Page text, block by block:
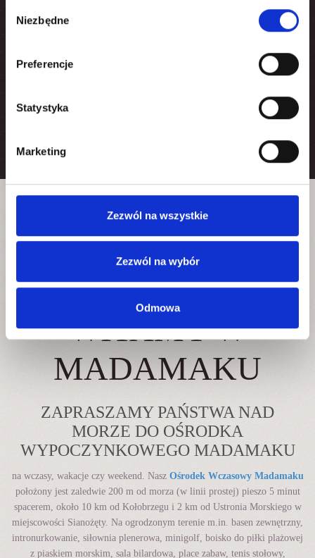
zgody
Niezbędne
Preferencje
Statystyka
Marketing
Zezwól na wszystkie
Zezwól na wybór
Odmowa
Atrakcje naszego ośrodka. Zapraszamy do Madamaku
WITAMY W
MADAMAKU
ZAPRASZAMY PAŃSTWA NAD
MORZE DO OŚRODKA
WYPOCZYNKOWEGO MADAMAKU
na wczasy, wakacje czy weekend. Nasz Ośrodek Wczasowy Madamaku
położony jest zaledwie 200 m od morza (w linii prostej) pieszo 5 minut
spacerem, około 10 km od Kołobrzegu i 2 km od Ustronia Morskiego w
miejscowości Sianożęty. Na ogrodzonym terenie m.in. basen zewnętrzny,
intronurkowanie, siłownia plenerowa, minigolf, boisko do piłki plażowej
z piaskiem morskim, sala bilardowa, place zabaw, tenis stołowy,